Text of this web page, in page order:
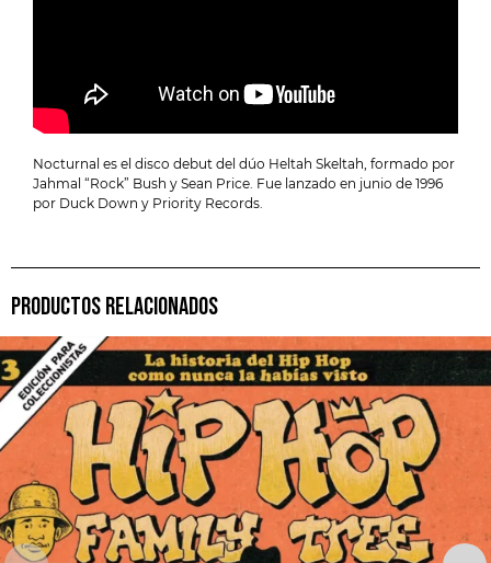
Nocturnal es el disco debut del dúo Heltah Skeltah, formado por
Jahmal “Rock” Bush y Sean Price. Fue lanzado en junio de 1996
por Duck Down y Priority Records.
PRODUCTOS RELACIONADOS